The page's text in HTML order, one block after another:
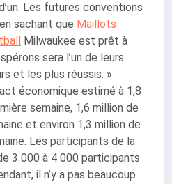
Les futures conventions
sachant que Maillots
Milwaukee est prêt à
sera l’un de leurs
et les plus réussis. »
économique estimé à 1,8
semaine, 1,6 million de
et environ 1,3 million de
Les participants de la
3 000 à 4 000 participants
il n’y a pas beaucoup